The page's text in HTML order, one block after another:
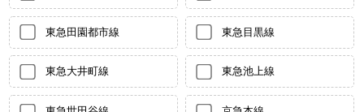
東急田園都市線 東急目黒線
東急大井町線 東急池上線